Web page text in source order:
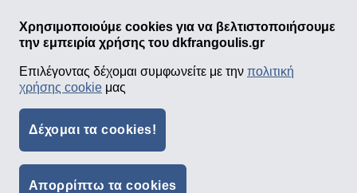
Χρησιμοποιούμε cookies για να βελτιστοποιήσουμε
την εμπειρία χρήσης του dkfrangoulis.gr
Επιλέγοντας δέχομαι συμφωνείτε με την πολιτική
χρήσης cookie μας
Δέχομαι τα cookies!
Απορρίπτω τα cookies